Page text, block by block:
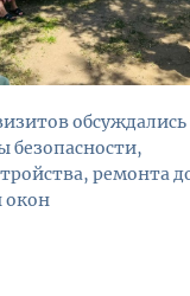
обсуждались
безопасности,
ремонта
окон